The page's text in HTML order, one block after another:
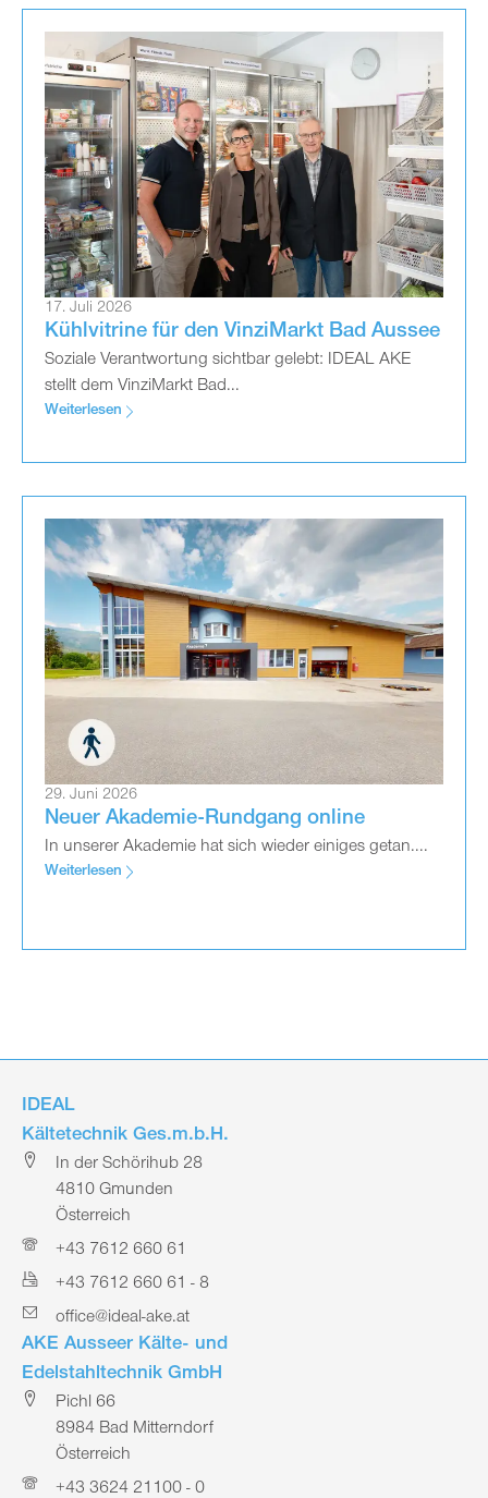
17. Juli 2026
Kühlvitrine für den VinziMarkt Bad Aussee
Soziale Verantwortung sichtbar gelebt: IDEAL AKE
stellt dem VinziMarkt Bad...
Weiterlesen
29. Juni 2026
Neuer Akademie-Rundgang online
In unserer Akademie hat sich wieder einiges getan....
Weiterlesen
IDEAL
Kältetechnik Ges.m.b.H.
In der Schörihub 28
4810 Gmunden
Österreich
+43 7612 660 61
+43 7612 660 61 - 8
office@ideal-ake.at
AKE Ausseer Kälte- und
Edelstahltechnik GmbH
Pichl 66
8984 Bad Mitterndorf
Österreich
+43 3624 21100 - 0